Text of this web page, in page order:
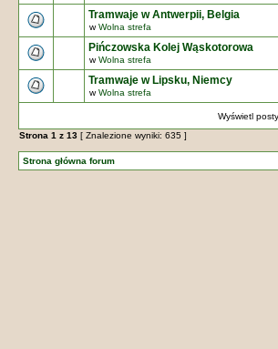
Tramwaje w Antwerpii, Belgia
wWolna strefa
Pińczowska Kolej Wąskotorowa
wWolna strefa
Tramwaje w Lipsku, Niemcy
wWolna strefa
Wyświetl
Strona 1 z 13[ Znalezione wyniki: 635 ]
Strona główna forum